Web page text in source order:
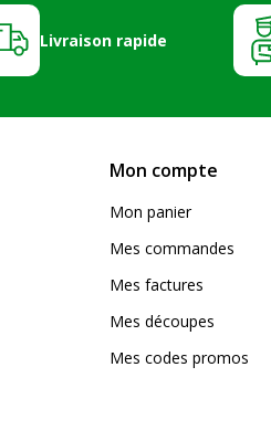
Livraison rapide
Mon compte
Mon panier
Mes commandes
Mes factures
Mes découpes
Mes codes promos